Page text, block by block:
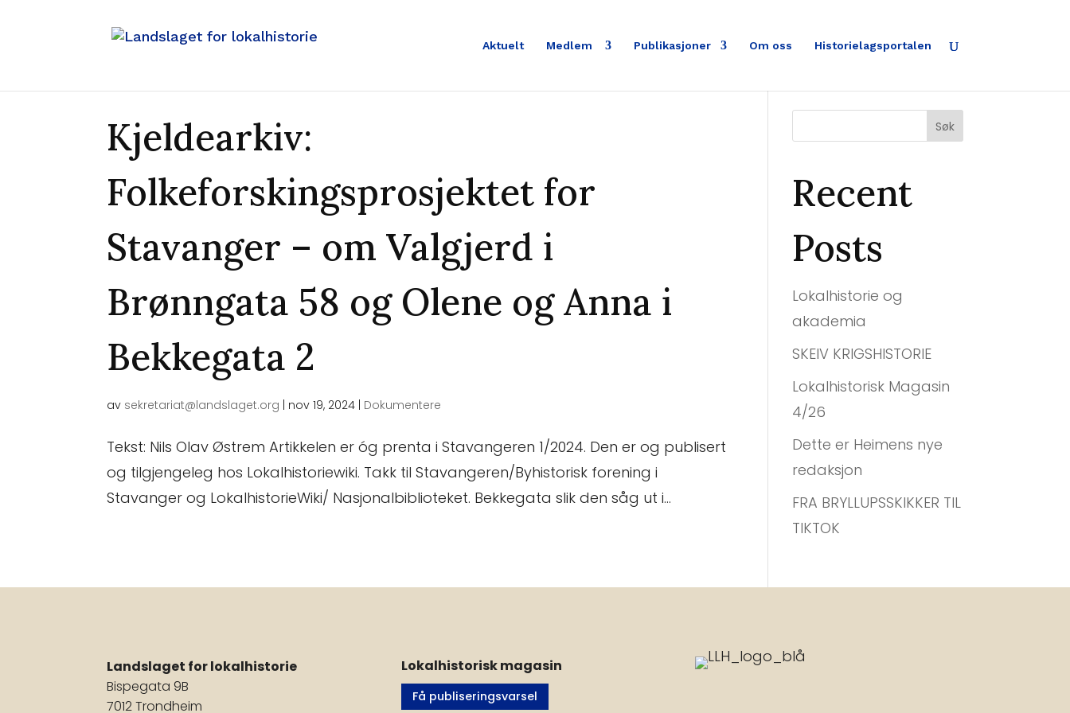
Aktuelt Medlem Publikasjoner Om oss Historielagsportalen
Kjeldearkiv:
Folkeforskingsprosjektet for
Stavanger – om Valgjerd i
Brønngata 58 og Olene og Anna i
Bekkegata 2
av sekretariat@landslaget.org nov 19, 2024 Dokumentere
Tekst: Nils Olav Østrem Artikkelen er óg prenta i Stavangeren 1/2024. Den er og publisert
og tilgjengeleg hos Lokalhistoriewiki. Takk til Stavangeren/Byhistorisk forening i
Stavanger og LokalhistorieWiki/ Nasjonalbiblioteket. Bekkegata slik den såg ut i...
Søk
Recent
Posts
Lokalhistorie og
akademia
SKEIV KRIGSHISTORIE
Lokalhistorisk Magasin
4/26
Dette er Heimens nye
redaksjon
FRA BRYLLUPSSKIKKER TIL
TIKTOK
Landslaget for lokalhistorie
Bispegata 9B
7012 Trondheim
Lokalhistorisk magasin
Få publiseringsvarsel